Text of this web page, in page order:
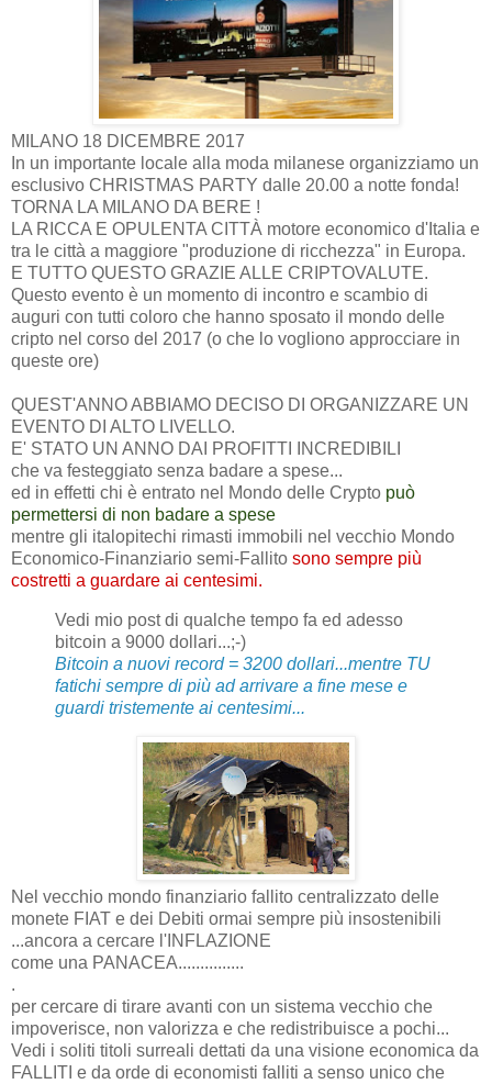
MILANO 18 DICEMBRE 2017
In un importante locale alla moda milanese organizziamo un
esclusivo CHRISTMAS PARTY dalle 20.00 a notte fonda!
TORNA LA MILANO DA BERE !
LA RICCA E OPULENTA CITTÀ motore economico d'Italia e
tra le città a maggiore "produzione di ricchezza" in Europa.
E TUTTO QUESTO GRAZIE ALLE CRIPTOVALUTE.
Questo evento è un momento di incontro e scambio di
auguri con tutti coloro che hanno sposato il mondo delle
cripto nel corso del 2017 (o che lo vogliono approcciare in
queste ore)
QUEST'ANNO ABBIAMO DECISO DI ORGANIZZARE UN
EVENTO DI ALTO LIVELLO.
E' STATO UN ANNO DAI PROFITTI INCREDIBILI
che va festeggiato senza badare a spese...
ed in effetti chi è entrato nel Mondo delle Crypto può
permettersi di non badare a spese
mentre gli italopitechi rimasti immobili nel vecchio Mondo
Economico-Finanziario semi-Fallito sono sempre più
costretti a guardare ai centesimi.
Vedi mio post di qualche tempo fa ed adesso
bitcoin a 9000 dollari...;-)
Bitcoin a nuovi record = 3200 dollari...mentre TU
fatichi sempre di più ad arrivare a fine mese e
guardi tristemente ai centesimi...
Nel vecchio mondo finanziario fallito centralizzato delle
monete FIAT e dei Debiti ormai sempre più insostenibili
...ancora a cercare l'INFLAZIONE
come una PANACEA...............
.
per cercare di tirare avanti con un sistema vecchio che
impoverisce, non valorizza e che redistribuisce a pochi...
Vedi i soliti titoli surreali dettati da una visione economica da
FALLITI e da orde di economisti falliti a senso unico che